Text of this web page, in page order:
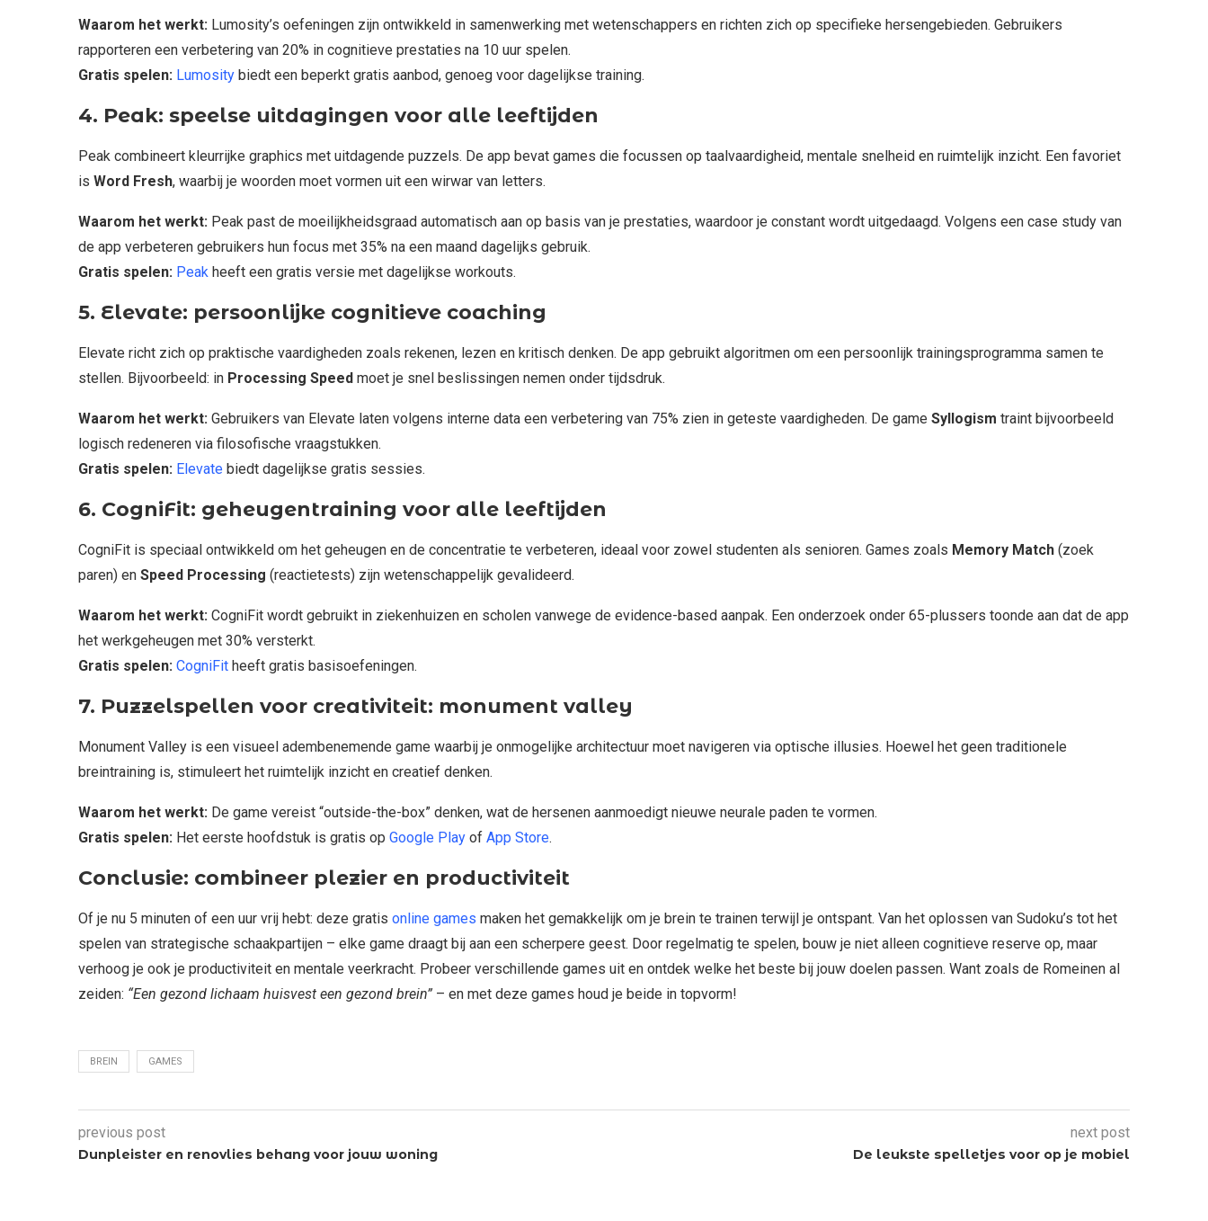
Waarom het werkt: Lumosity’s oefeningen zijn ontwikkeld in samenwerking met wetenschappers en richten zich op specifieke hersengebieden. Gebruikers
rapporteren een verbetering van 20% in cognitieve prestaties na 10 uur spelen.
Gratis spelen: Lumosity biedt een beperkt gratis aanbod, genoeg voor dagelijkse training.
4. Peak: speelse uitdagingen voor alle leeftijden
Peak combineert kleurrijke graphics met uitdagende puzzels. De app bevat games die focussen op taalvaardigheid, mentale snelheid en ruimtelijk inzicht. Een favoriet
is Word Fresh, waarbij je woorden moet vormen uit een wirwar van letters.
Waarom het werkt: Peak past de moeilijkheidsgraad automatisch aan op basis van je prestaties, waardoor je constant wordt uitgedaagd. Volgens een case study van
de app verbeteren gebruikers hun focus met 35% na een maand dagelijks gebruik.
Gratis spelen: Peak heeft een gratis versie met dagelijkse workouts.
5. Elevate: persoonlijke cognitieve coaching
Elevate richt zich op praktische vaardigheden zoals rekenen, lezen en kritisch denken. De app gebruikt algoritmen om een persoonlijk trainingsprogramma samen te
stellen. Bijvoorbeeld: in Processing Speed moet je snel beslissingen nemen onder tijdsdruk.
Waarom het werkt: Gebruikers van Elevate laten volgens interne data een verbetering van 75% zien in geteste vaardigheden. De game Syllogism traint bijvoorbeeld
logisch redeneren via filosofische vraagstukken.
Gratis spelen: Elevate biedt dagelijkse gratis sessies.
6. CogniFit: geheugentraining voor alle leeftijden
CogniFit is speciaal ontwikkeld om het geheugen en de concentratie te verbeteren, ideaal voor zowel studenten als senioren. Games zoals Memory Match (zoek
paren) en Speed Processing (reactietests) zijn wetenschappelijk gevalideerd.
Waarom het werkt: CogniFit wordt gebruikt in ziekenhuizen en scholen vanwege de evidence-based aanpak. Een onderzoek onder 65-plussers toonde aan dat de app
het werkgeheugen met 30% versterkt.
Gratis spelen: CogniFit heeft gratis basisoefeningen.
7. Puzzelspellen voor creativiteit: monument valley
Monument Valley is een visueel adembenemende game waarbij je onmogelijke architectuur moet navigeren via optische illusies. Hoewel het geen traditionele
breintraining is, stimuleert het ruimtelijk inzicht en creatief denken.
Waarom het werkt: De game vereist “outside-the-box” denken, wat de hersenen aanmoedigt nieuwe neurale paden te vormen.
Gratis spelen: Het eerste hoofdstuk is gratis op Google Play of App Store.
Conclusie: combineer plezier en productiviteit
Of je nu 5 minuten of een uur vrij hebt: deze gratis online games maken het gemakkelijk om je brein te trainen terwijl je ontspant. Van het oplossen van Sudoku’s tot het
spelen van strategische schaakpartijen – elke game draagt bij aan een scherpere geest. Door regelmatig te spelen, bouw je niet alleen cognitieve reserve op, maar
verhoog je ook je productiviteit en mentale veerkracht. Probeer verschillende games uit en ontdek welke het beste bij jouw doelen passen. Want zoals de Romeinen al
zeiden: “Een gezond lichaam huisvest een gezond brein” – en met deze games houd je beide in topvorm!
BREIN GAMES
previous post
Dunpleister en renovlies behang voor jouw woning
next post
De leukste spelletjes voor op je mobiel